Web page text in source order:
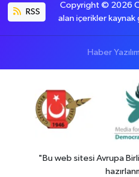
RSS
Copyright © 2026
alan içerikler kaynak
Haber
"Bu web sitesi Avrupa